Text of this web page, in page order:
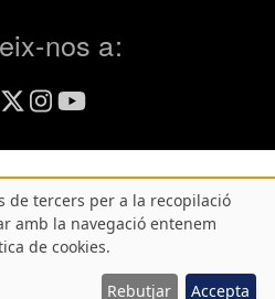
nos a:
de tercers per a la recopilació
amb la navegació entenem
de cookies.
Rebutjar Accepta